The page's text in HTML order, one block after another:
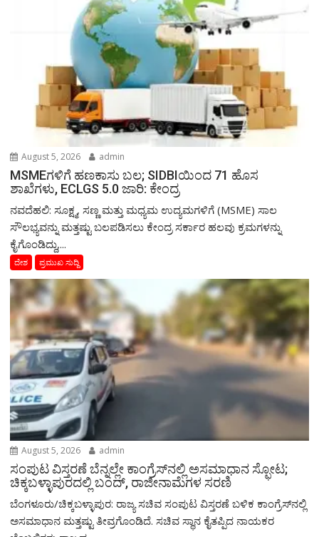
August 5, 2026 admin
MSMEಗಳಿಗೆ ಹಣಕಾಸು ಬಲ; SIDBIಯಿಂದ 71 ಹೊಸ
ಶಾಖೆಗಳು, ECLGS 5.0 ಜಾರಿ: ಕೇಂದ್ರ
ನವದೆಹಲಿ: ಸೂಕ್ಷ್ಮ, ಸಣ್ಣ ಮತ್ತು ಮಧ್ಯಮ ಉದ್ಯಮಗಳಿಗೆ (MSME) ಸಾಲ
ಸೌಲಭ್ಯವನ್ನು ಮತ್ತಷ್ಟು ಬಲಪಡಿಸಲು ಕೇಂದ್ರ ಸರ್ಕಾರ ಹಲವು ಕ್ರಮಗಳನ್ನು
ಕೈಗೊಂಡಿದ್ದು,...
ದೇಶ ಪ್ರಮುಖ ಸುದ್ದಿ
August 5, 2026 admin
ಸಂಪುಟ ವಿಸ್ತರಣೆ ಬೆನ್ನಲ್ಲೇ ಕಾಂಗ್ರೆಸ್‌ನಲ್ಲಿ ಅಸಮಾಧಾನ ಸ್ಫೋಟ;
ಚಿಕ್ಕಬಳ್ಳಾಪುರದಲ್ಲಿ ಬಂದ್, ರಾಜೀನಾಮೆಗಳ ಸರಣಿ
ಬೆಂಗಳೂರು/ಚಿಕ್ಕಬಳ್ಳಾಪುರ: ರಾಜ್ಯ ಸಚಿವ ಸಂಪುಟ ವಿಸ್ತರಣೆ ಬಳಿಕ ಕಾಂಗ್ರೆಸ್‌ನಲ್ಲಿ
ಅಸಮಾಧಾನ ಮತ್ತಷ್ಟು ತೀವ್ರಗೊಂಡಿದೆ. ಸಚಿವ ಸ್ಥಾನ ಕೈತಪ್ಪಿದ ನಾಯಕರ